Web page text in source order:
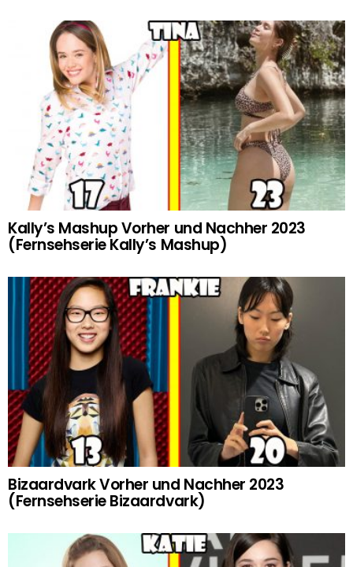
Kally’s Mashup Vorher und Nachher 2023
(Fernsehserie Kally’s Mashup)
Bizaardvark Vorher und Nachher 2023
(Fernsehserie Bizaardvark)